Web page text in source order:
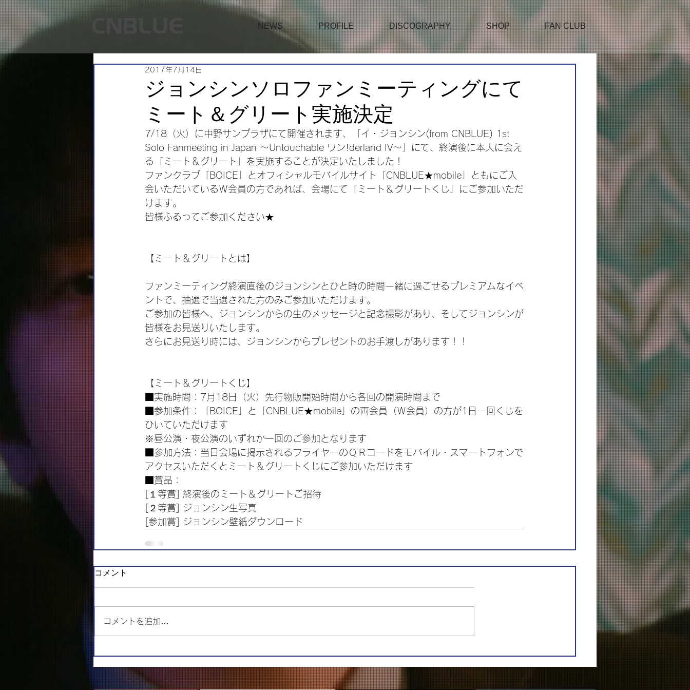
NEWS PROFILE DISCOGRAPHY SHOP FAN CLUB
ジョンシンソロファンミーティングにて
ミート＆グリート実施決定
2017年7月14日
7/18（火）に中野サンプラザにて開催されます、「イ・ジョンシン(from CNBLUE) 1st
Solo Fanmeeting in Japan ～Untouchable ワン!derland IV～」にて、終演後に本人に会え
る「ミート＆グリート」を実施することが決定いたしました！
ファンクラブ「BOICE」とオフィシャルモバイルサイト「CNBLUE★mobile」ともにご入
会いただいているＷ会員の方であれば、会場にて「ミート＆グリートくじ」にご参加いただ
けます。
皆様ふるってご参加ください★
【ミート＆グリートとは】
ファンミーティング終演直後のジョンシンとひと時の時間一緒に過ごせるプレミアムなイベ
ントで、抽選で当選された方のみご参加いただけます。
ご参加の皆様へ、ジョンシンからの生のメッセージと記念撮影があり、そしてジョンシンが
皆様をお見送りいたします。
さらにお見送り時には、ジョンシンからプレゼントのお手渡しがあります！！
【ミート＆グリートくじ】
■実施時間：7月18日（火）先行物販開始時間から各回の開演時間まで
■参加条件：「BOICE」と「CNBLUE★mobile」の両会員（Ｗ会員）の方が1日一回くじを
ひいていただけます
※昼公演・夜公演のいずれか一回のご参加となります
■参加方法：当日会場に掲示されるフライヤーのＱＲコードをモバイル・スマートフォンで
アクセスいただくとミート＆グリートくじにご参加いただけます
■賞品：
[１等賞] 終演後のミート＆グリートご招待
[２等賞] ジョンシン生写真
[参加賞] ジョンシン壁紙ダウンロード
コメント
コメントを追加…